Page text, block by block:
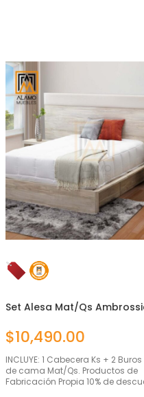
Set Alesa Mat/Qs
$10,490.00
INCLUYE: 1 Cabecera Ks + 2
de cama Mat/Qs. Productos de
Fabricación Propia 10% de